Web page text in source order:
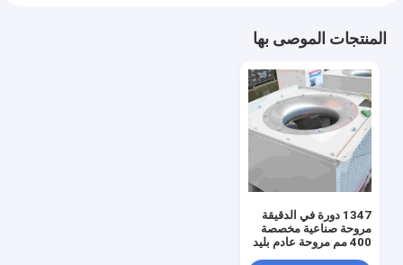
المنتجات الموصى بها
1347 دورة في الدقيقة
مروحة صناعية مخصصة
400 مم مروحة عادم بليد